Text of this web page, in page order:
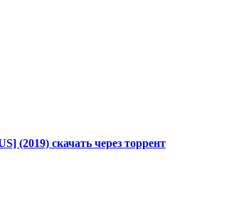
(2019) скачать через торрент